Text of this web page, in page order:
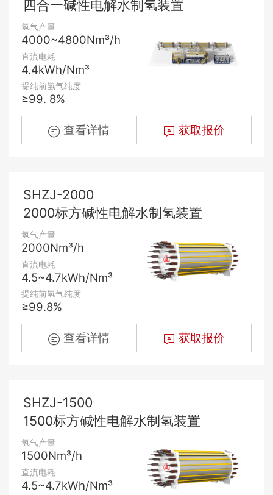
四合一碱性电解水制氢装置
氢气产量
4000~4800Nm³/h
直流电耗
4.4kWh/Nm³
提纯前氢气纯度
≥99. 8%
查看详情 获取报价
SHZJ-2000
2000标方碱性电解水制氢装置
氢气产量
2000Nm³/h
直流电耗
4.5~4.7kWh/Nm³
提纯前氢气纯度
≥99.8%
查看详情 获取报价
SHZJ-1500
1500标方碱性电解水制氢装置
氢气产量
1500Nm³/h
直流电耗
4.5~4.7kWh/Nm³